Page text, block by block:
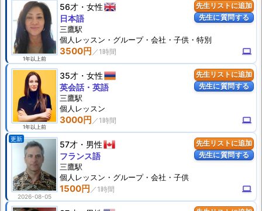
先生リストに追加
先生に質問する
1年以上前
56才 女性
3500円 computer
日本語
三鷹駅
個人 レッスン ・グループ・会社・子供・特別
先生リストに追加
先生に質問する
1年以上前
35才 女性
3000円 computer
英会話・英語
三鷹駅
個人 レッスン
先生リストに追加
先生に質問する
更新
2026-08-05
57才 男性
1500円 computer
フランス語
三鷹駅
個人 レッスン ・グループ・会社・子供